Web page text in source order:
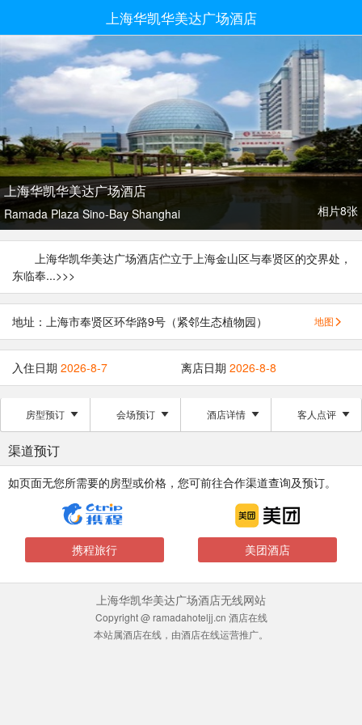
上海华凯华美达广场酒店
上海华凯华美达广场酒店
Ramada Plaza Sino-Bay Shanghai 相片8张
上海华凯华美达广场酒店伫立于上海金山区与奉贤区的交界处，
东临奉...>>>
地址：上海市奉贤区环华路9号（紧邻生态植物园） 地图
入住日期 2026-8-7 离店日期 2026-8-8
房型预订 会场预订 酒店详情 客人点评
渠道预订
如页面无您所需要的房型或价格，您可前往合作渠道查询及预订。
携程旅行 美团酒店
上海华凯华美达广场酒店无线网站
Copyright @ ramadahoteljj.cn 酒店在线
本站属酒店在线，由酒店在线运营推广。